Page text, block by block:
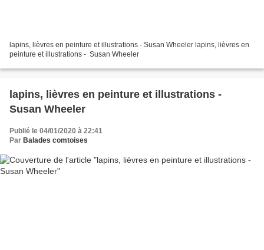
lapins, lièvres en peinture et illustrations - Susan Wheeler lapins, lièvres en
peinture et illustrations - Susan Wheeler
lapins, lièvres en peinture et illustrations -
Susan Wheeler
Publié le 04/01/2020 à 22:41
Par Balades comtoises